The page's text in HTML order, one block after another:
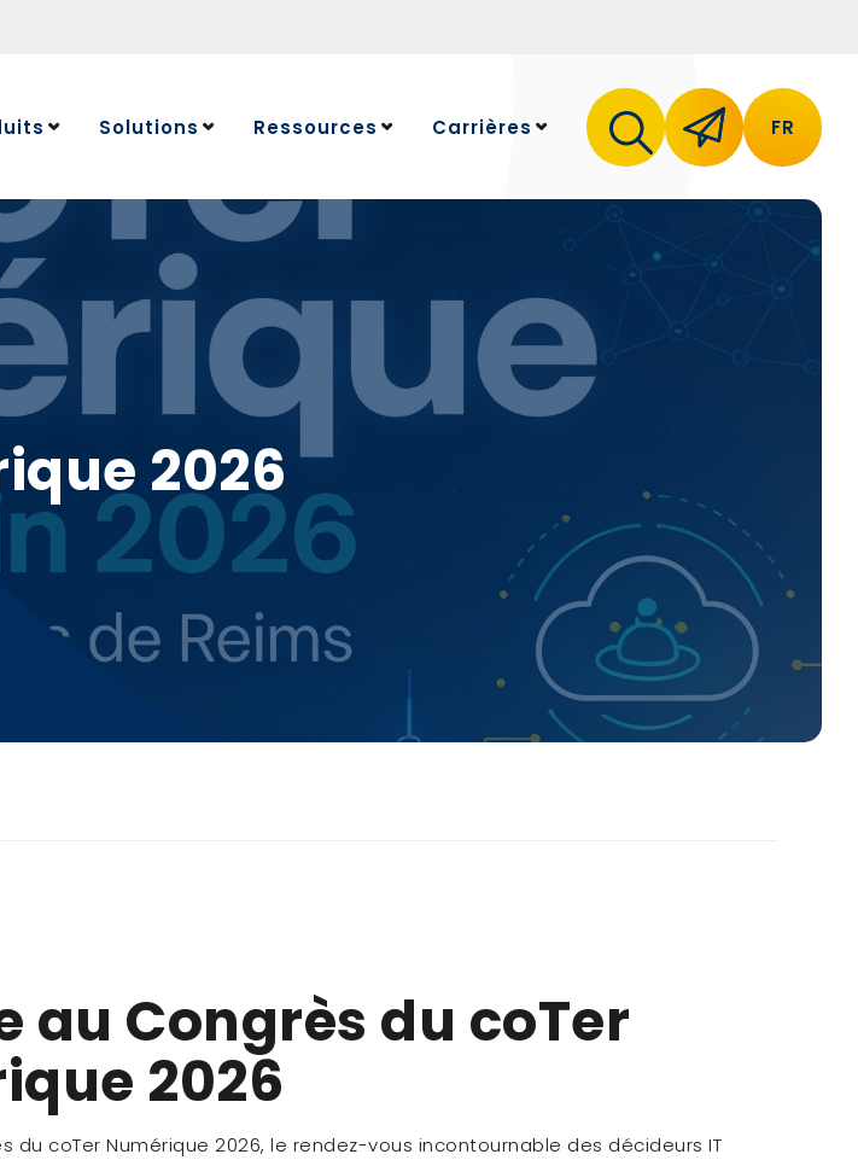
Solutions Ressources
Centre de ressources
Blog
Évènements
Carrières
Travailler chez NeoLedge
FR
2026
au Congrès du coTer
2026
du coTer Numérique 2026, le rendez-vous incontournable des décideurs IT